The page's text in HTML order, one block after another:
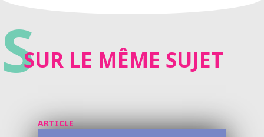
SSUR LE MÊME SUJET
ARTICLE